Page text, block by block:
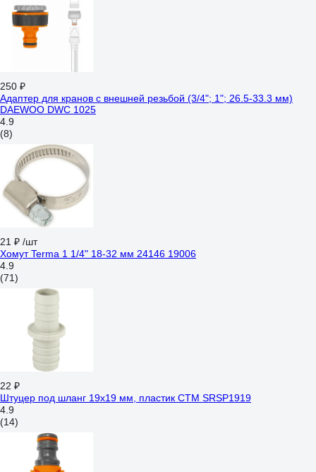
250 ₽
Адаптер для кранов с внешней резьбой (3/4"; 1"; 26.5-33.3 мм)
DAEWOO DWC 1025
4.9
(8)
21 ₽ /шт
Хомут Terma 1 1/4" 18-32 мм 24146 19006
4.9
(71)
22 ₽
Штуцер под шланг 19x19 мм, пластик СТМ SRSP1919
4.9
(14)